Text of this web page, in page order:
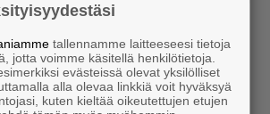
tallennamme laitteeseesi tietoja
jotta voimme käsitellä henkilötietoja.
evästeissä olevat yksilölliset
alla olevaa linkkiä voit hyväksyä
kuten kieltää oikeutettujen etujen